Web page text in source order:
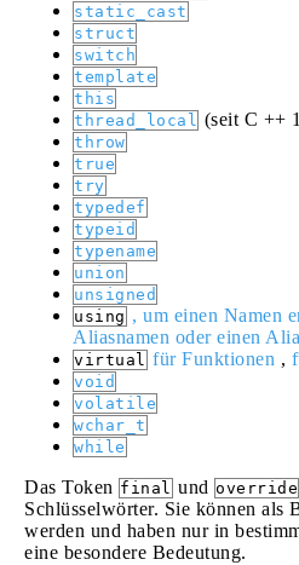
static_cast
struct
switch
template
this
thread_local (seit C ++
throw
true
try
typedef
typeid
typename
union
unsigned
using , um einen Namen
Aliasnamen oder einen
virtual für Funktionen ,
void
volatile
wchar_t
while
Das Token final und override
Schlüsselwörter. Sie können als
werden und haben nur in
eine besondere Bedeutung.